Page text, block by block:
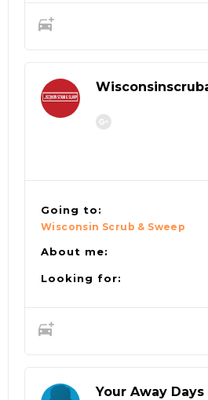
Going to:
Wisconsin Scrub & Sweep
About me:
Looking for:
Your Away Days